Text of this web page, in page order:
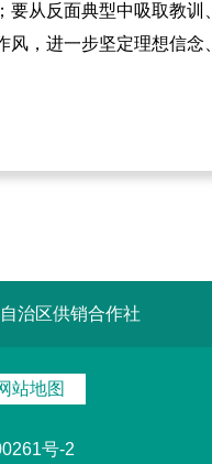
从反面典型中吸取教
，进一步坚定理想信
治区供销合作社
站地图
号-2